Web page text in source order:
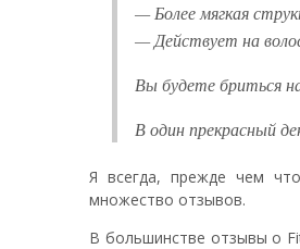
— Более мягкая
— Действует на
Вы будете бриться
В один прекрасный
Я всегда, прежде чем
множество отзывов.
В большинстве отзывы о